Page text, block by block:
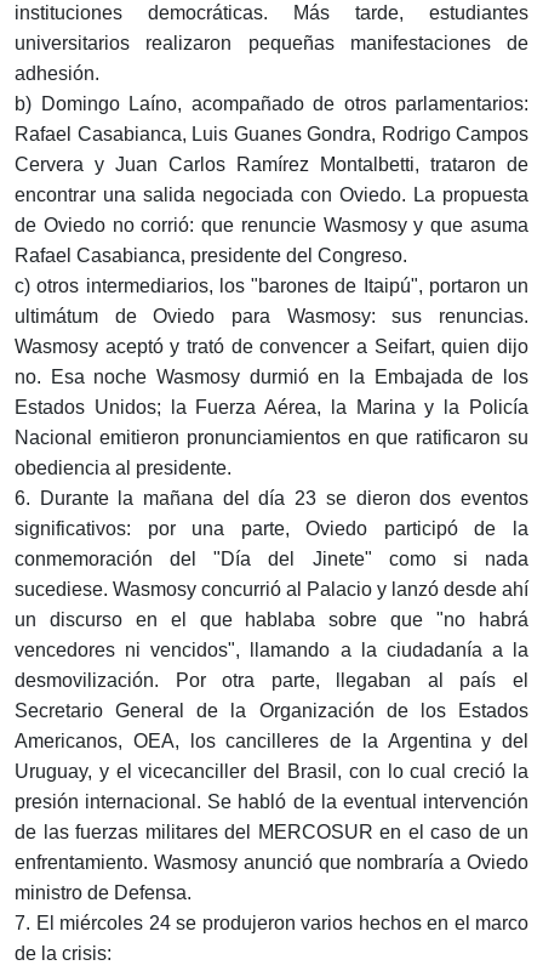
instituciones democráticas. Más tarde, estudiantes
universitarios realizaron pequeñas manifestaciones de
adhesión.
b) Domingo Laíno, acompañado de otros parlamentarios:
Rafael Casabianca, Luis Guanes Gondra, Rodrigo Campos
Cervera y Juan Carlos Ramírez Montalbetti, trataron de
encontrar una salida negociada con Oviedo. La propuesta
de Oviedo no corrió: que renuncie Wasmosy y que asuma
Rafael Casabianca, presidente del Congreso.
c) otros intermediarios, los "barones de Itaipú", portaron un
ultimátum de Oviedo para Wasmosy: sus renuncias.
Wasmosy aceptó y trató de convencer a Seifart, quien dijo
no. Esa noche Wasmosy durmió en la Embajada de los
Estados Unidos; la Fuerza Aérea, la Marina y la Policía
Nacional emitieron pronunciamientos en que ratificaron su
obediencia al presidente.
6. Durante la mañana del día 23 se dieron dos eventos
significativos: por una parte, Oviedo participó de la
conmemoración del "Día del Jinete" como si nada
sucediese. Wasmosy concurrió al Palacio y lanzó desde ahí
un discurso en el que hablaba sobre que "no habrá
vencedores ni vencidos", llamando a la ciudadanía a la
desmovilización. Por otra parte, llegaban al país el
Secretario General de la Organización de los Estados
Americanos, OEA, los cancilleres de la Argentina y del
Uruguay, y el vicecanciller del Brasil, con lo cual creció la
presión internacional. Se habló de la eventual intervención
de las fuerzas militares del MERCOSUR en el caso de un
enfrentamiento. Wasmosy anunció que nombraría a Oviedo
ministro de Defensa.
7. El miércoles 24 se produjeron varios hechos en el marco
de la crisis: